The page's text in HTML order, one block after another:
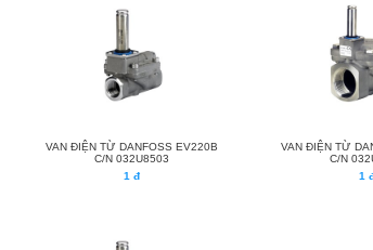
VAN ĐIỆN TỪ DANFOSS EV220B
C/N 032U8503
1 đ
VAN ĐIỆN TỪ
C/N
1